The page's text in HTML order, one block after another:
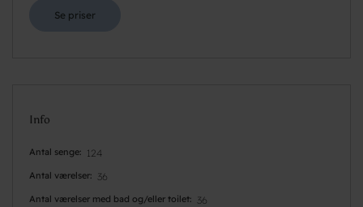
Se priser
Info
Antal senge 124
Antal værelser 36
Antal værelser med bad og/eller toilet 36